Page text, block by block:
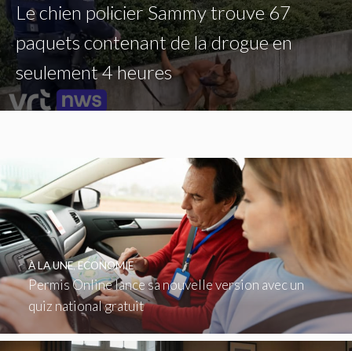
Le chien policier Sammy trouve 67
paquets contenant de la drogue en
seulement 4 heures
Permis Online lance sa nouvelle version avec un
quiz national gratuit
À LA UNE,ECONOMIE